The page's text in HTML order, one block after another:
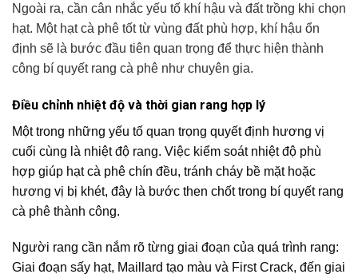
Ngoài ra, cần cân nhắc yếu tố khí hậu và đất trồng khi chọn
hạt. Một hạt cà phê tốt từ vùng đất phù hợp, khí hậu ổn
định sẽ là bước đầu tiên quan trọng để thực hiện thành
công bí quyết rang cà phê như chuyên gia.
Điều chỉnh nhiệt độ và thời gian rang hợp lý
Một trong những yếu tố quan trọng quyết định hương vị
cuối cùng là nhiệt độ rang. Việc kiểm soát nhiệt độ phù
hợp giúp hạt cà phê chín đều, tránh cháy bề mặt hoặc
hương vị bị khét, đây là bước then chốt trong bí quyết rang
cà phê thành công.
Người rang cần nắm rõ từng giai đoạn của quá trình rang:
Giai đoạn sấy hạt, Maillard tạo màu và First Crack, đến giai